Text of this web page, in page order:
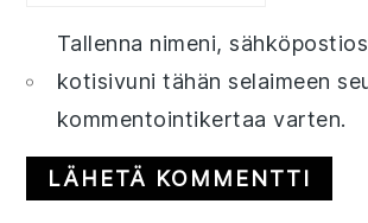
Tallenna nimeni,
kotisivuni tähän selaimeen
kommentointikertaa varten.